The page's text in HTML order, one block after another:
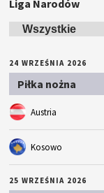
Liga Narodów
24 WRZEŚNIA 2026
Piłka nożna
Austria
Kosowo
25 WRZEŚNIA 2026